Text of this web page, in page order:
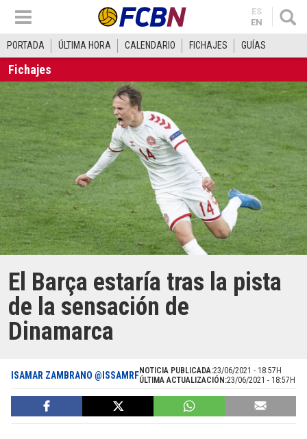
ES
EN
PORTADA ÚLTIMA HORA CALENDARIO FICHAJES GUÍAS
Fichajes
El Barça estaría tras la pista
de la sensación de
Dinamarca
ISAMAR ZAMBRANO @ISSAMRFNOTICIA PUBLICADA:23/06/2021 - 18:57H
ÚLTIMA ACTUALIZACIÓN:23/06/2021 - 18:57H